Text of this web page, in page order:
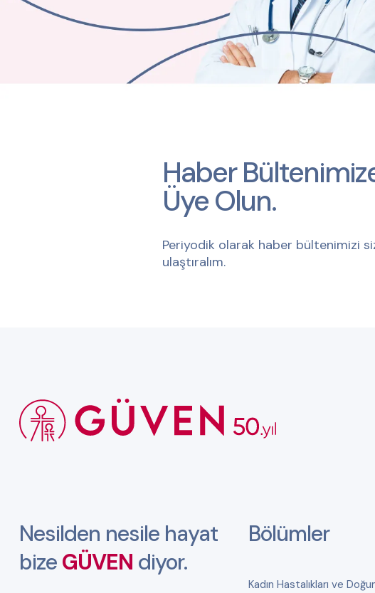
Haber
Üye Olun.
Periyodik olarak haber bültenimizi
ulaştıralım.
Nesilden nesile hayat
bize GÜVEN diyor.
Bölümler
Kadın Hastalıkları ve